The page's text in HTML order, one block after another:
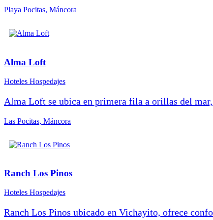
Playa Pocitas, Máncora
Alma Loft
Hoteles Hospedajes
Alma Loft se ubica en primera fila a orillas del
Las Pocitas, Máncora
Ranch Los Pinos
Hoteles Hospedajes
Ranch Los Pinos ubicado en Vichayito, ofrece